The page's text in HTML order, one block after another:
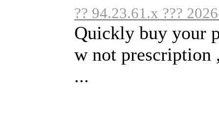
?? 94.23.61.x ???
Quickly buy your
w not prescription
...